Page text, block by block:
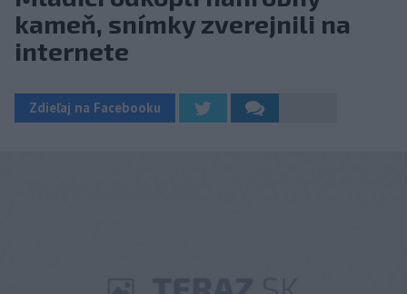
kameň, snímky zverejnili na
internete
Zdieľaj na Facebooku